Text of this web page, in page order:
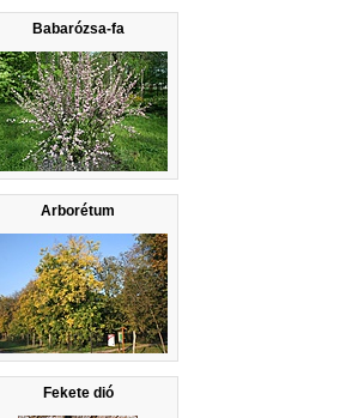
Babarózsa-fa
Arborétum
Fekete dió